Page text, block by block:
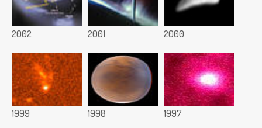
2002 2001 2000
1999 1998 1997